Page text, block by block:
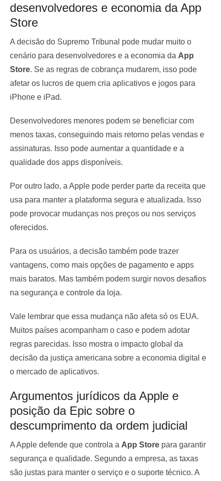
desenvolvedores e economia da App
Store
A decisão do Supremo Tribunal pode mudar muito o
cenário para desenvolvedores e a economia da App
Store. Se as regras de cobrança mudarem, isso pode
afetar os lucros de quem cria aplicativos e jogos para
iPhone e iPad.
Desenvolvedores menores podem se beneficiar com
menos taxas, conseguindo mais retorno pelas vendas e
assinaturas. Isso pode aumentar a quantidade e a
qualidade dos apps disponíveis.
Por outro lado, a Apple pode perder parte da receita que
usa para manter a plataforma segura e atualizada. Isso
pode provocar mudanças nos preços ou nos serviços
oferecidos.
Para os usuários, a decisão também pode trazer
vantagens, como mais opções de pagamento e apps
mais baratos. Mas também podem surgir novos desafios
na segurança e controle da loja.
Vale lembrar que essa mudança não afeta só os EUA.
Muitos países acompanham o caso e podem adotar
regras parecidas. Isso mostra o impacto global da
decisão da justiça americana sobre a economia digital e
o mercado de aplicativos.
Argumentos jurídicos da Apple e
posição da Epic sobre o
descumprimento da ordem judicial
A Apple defende que controla a App Store para garantir
segurança e qualidade. Segundo a empresa, as taxas
são justas para manter o serviço e o suporte técnico. A